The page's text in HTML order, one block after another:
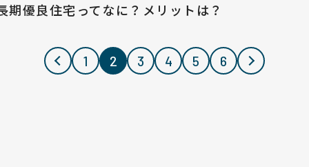
期優良住宅ってなに？メリットは？
1 2 3 4 5 6